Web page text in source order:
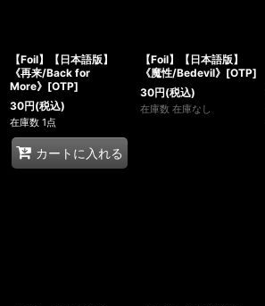
【Foil】【日本語版】
《再来/Back for
More》[OTP]
30円(税込)
在庫数 1点
カートに入れる
【Foil】【日本語版】
《魔性/Bedevil》[OTP]
30円(税込)
在庫数 在庫なし